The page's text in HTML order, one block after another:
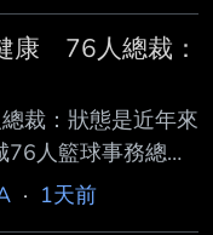
康 76人總裁：
裁：狀態是近年來
人籃球事務總裁
，明星中鋒恩比
· 1天前